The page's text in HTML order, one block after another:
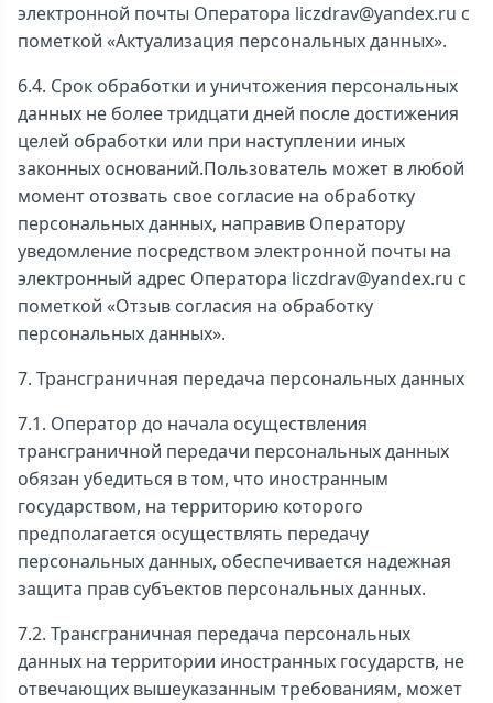
электронной почты Оператора liczdrav@yandex.ru с
пометкой «Актуализация персональных данных».
6.4. Срок обработки и уничтожения персональных
данных не более тридцати дней после достижения
целей обработки или при наступлении иных
законных оснований.Пользователь может в любой
момент отозвать свое согласие на обработку
персональных данных, направив Оператору
уведомление посредством электронной почты на
электронный адрес Оператора liczdrav@yandex.ru с
пометкой «Отзыв согласия на обработку
персональных данных».
7. Трансграничная передача персональных данных
7.1. Оператор до начала осуществления
трансграничной передачи персональных данных
обязан убедиться в том, что иностранным
государством, на территорию которого
предполагается осуществлять передачу
персональных данных, обеспечивается надежная
защита прав субъектов персональных данных.
7.2. Трансграничная передача персональных
данных на территории иностранных государств, не
отвечающих вышеуказанным требованиям, может